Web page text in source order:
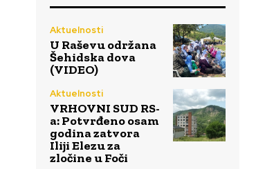
Aktuelnosti
U Raševu održana
Šehidska dova
(VIDEO)
Aktuelnosti
VRHOVNI SUD RS-
a: Potvrđeno osam
godina zatvora
Iliji Elezu za
zločine u Foči